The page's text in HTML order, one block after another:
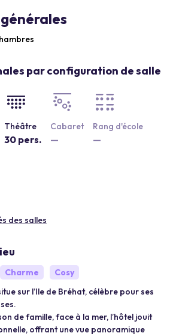
par configuration de salle
Théâtre
30 pers.
Cabaret
—
Rang d'école
—
des salles
Charme
Cosy
sur l’Ile de Bréhat, célèbre pour ses
de famille, face à la mer, l’hôtel jouit
offrant une vue panoramique